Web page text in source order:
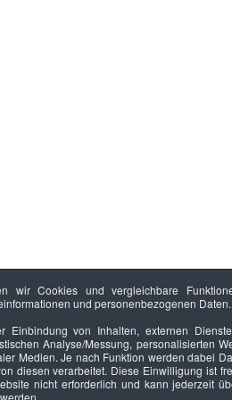
wir Cookies und vergleichbare
und personenbezogenen Daten.
Einbindung von Inhalten, externen
Analyse/Messung, personalisierten
Medien. Je nach Funktion werden dabei
diesen verarbeitet. Diese Einwilligung ist
nicht erforderlich und kann jederzeit